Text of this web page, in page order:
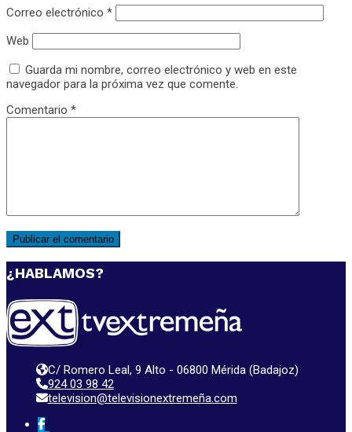
Correo electrónico *
Web
Guarda mi nombre, correo electrónico y web en este
navegador para la próxima vez que comente.
Comentario *
¿HABLAMOS?
C/ Romero Leal, 9 Alto - 06800 Mérida (Badajoz)
924 03 98 42
television@televisionextremeña.com